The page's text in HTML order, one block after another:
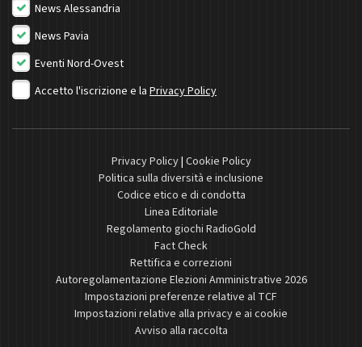
News Alessandria
News Pavia
Eventi Nord-Ovest
Accetto l'iscrizione e la Privacy Policy
Privacy Policy| Cookie Policy
Politica sulla diversità e inclusione
Codice etico e di condotta
Linea Editoriale
Regolamento giochi RadioGold
Fact Check
Rettifica e correzioni
Autoregolamentazione Elezioni Amministrative 2026
Impostazioni preferenze relative al TCF
Impostazioni relative alla privacy e ai cookie
Avviso alla raccolta